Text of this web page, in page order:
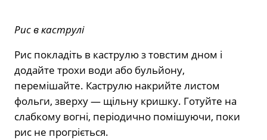
Рис в каструлі
Рис покладіть в каструлю з товстим дном і
додайте трохи води або бульйону,
перемішайте. Каструлю накрийте листом
фольги, зверху — щільну кришку. Готуйте на
слабкому вогні, періодично помішуючи, поки
рис не прогріється.